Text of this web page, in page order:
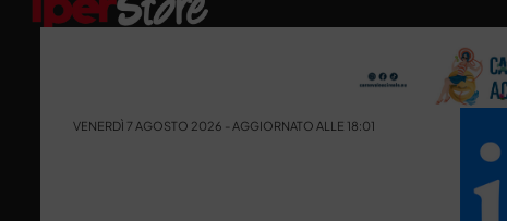
VENERDÌ 7 AGOSTO 2026 - AGGIORNATO ALLE 18:01